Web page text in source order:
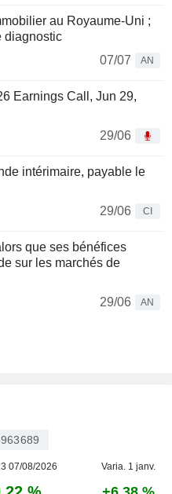
au Royaume-Uni ;
diagnostic
07/07
AN
Earnings Call, Jun 29,
29/06
intérimaire, payable le
29/06
CI
que ses bénéfices
sur les marchés de
29/06
AN
07/08/2026 Varia. 1 janv.